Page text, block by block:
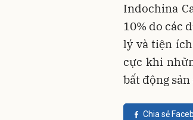
Indochina
10% do các
lý và tiện
cực khi
bất động
Chia sẻ